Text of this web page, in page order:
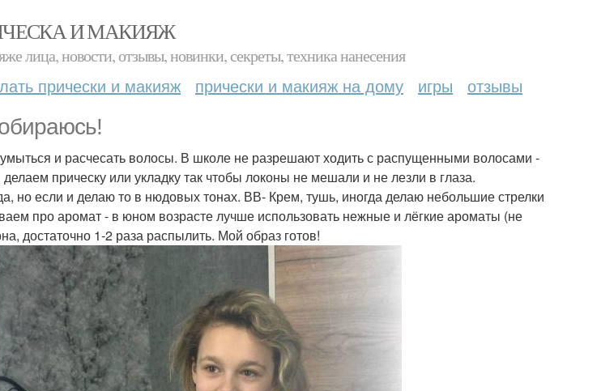
И МАКИЯЖ
лица, новости, отзывы, новинки, секреты, техника нанесения
прически и макияж прически и макияж на дому игры отзывы
и расчесать волосы. В школе не разрешают ходить с распущенными волосами -
прическу или укладку так чтобы локоны не мешали и не лезли в глаза.
но если и делаю то в нюдовых тонах. ВВ- Крем, тушь, иногда делаю небольшие стрелки
про аромат - в юном возрасте лучше использовать нежные и лёгкие ароматы (не
достаточно 1-2 раза распылить. Мой образ готов!